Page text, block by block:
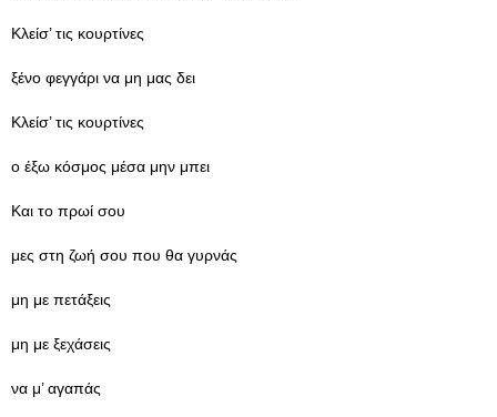
Κλείσ’ τις κουρτίνες
ξένο φεγγάρι να μη μας δει
Κλείσ’ τις κουρτίνες
ο έξω κόσμος μέσα μην μπει
Και το πρωί σου
μες στη ζωή σου που θα γυρνάς
μη με πετάξεις
μη με ξεχάσεις
να μ’ αγαπάς